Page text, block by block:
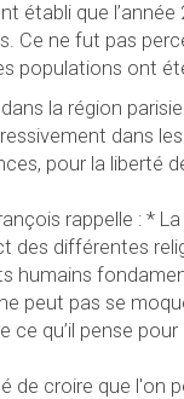
établi que
Ce ne fut pas
populations ont
la région
dans
pour la liberté
rappelle : *
des différentes
humains
peut pas se
ce qu’il pense
de croire que l'on